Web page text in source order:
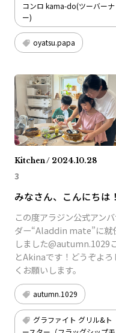
コンロ kama-do(ツーバーナ
ー)
oyatsu.papa
Kitchen / 2024.10.28
3
みなさん、こんにちは！
この度アラジン公式アン
ダー“Aladdin mate”に就
しました@autumn.1029
とAkinaです！どうぞよろ
くお願いします。
autumn.1029
グラファイト グリル&ト